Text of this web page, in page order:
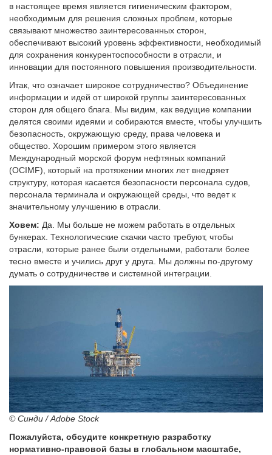
в настоящее время является гигиеническим фактором,
необходимым для решения сложных проблем, которые
связывают множество заинтересованных сторон,
обеспечивают высокий уровень эффективности, необходимый
для сохранения конкурентоспособности в отрасли, и
инновации для постоянного повышения производительности.
Итак, что означает широкое сотрудничество? Объединение
информации и идей от широкой группы заинтересованных
сторон для общего блага. Мы видим, как ведущие компании
делятся своими идеями и собираются вместе, чтобы улучшить
безопасность, окружающую среду, права человека и
общество. Хорошим примером этого является
Международный морской форум нефтяных компаний
(OCIMF), который на протяжении многих лет внедряет
структуру, которая касается безопасности персонала судов,
персонала терминала и окружающей среды, что ведет к
значительному улучшению в отрасли.
Ховем: Да. Мы больше не можем работать в отдельных
бункерах. Технологические скачки часто требуют, чтобы
отрасли, которые ранее были отдельными, работали более
тесно вместе и учились друг у друга. Мы должны по-другому
думать о сотрудничестве и системной интеграции.
© Синди / Adobe Stock
Пожалуйста, обсудите конкретную разработку
нормативно-правовой базы в глобальном масштабе,